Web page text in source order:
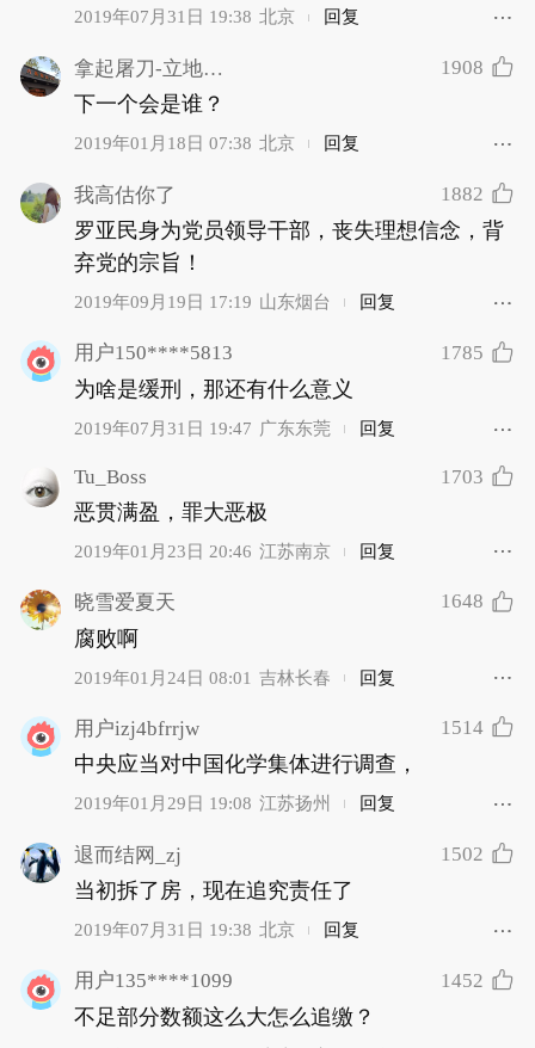
2019年07月31日 19:38 北京 回复
拿起屠刀-立地成佛 1908
下一个会是谁？
2019年01月18日 07:38 北京 回复
我高估你了 1882
罗亚民身为党员领导干部，丧失理想信念，背
弃党的宗旨！
2019年09月19日 17:19 山东烟台 回复
用户150****5813 1785
为啥是缓刑，那还有什么意义
2019年07月31日 19:47 广东东莞 回复
Tu_Boss 1703
恶贯满盈，罪大恶极
2019年01月23日 20:46 江苏南京 回复
晓雪爱夏天 1648
腐败啊
2019年01月24日 08:01 吉林长春 回复
用户izj4bfrrjw 1514
中央应当对中国化学集体进行调查，
2019年01月29日 19:08 江苏扬州 回复
退而结网_zj 1502
当初拆了房，现在追究责任了
2019年07月31日 19:38 北京 回复
用户135****1099 1452
不足部分数额这么大怎么追缴？